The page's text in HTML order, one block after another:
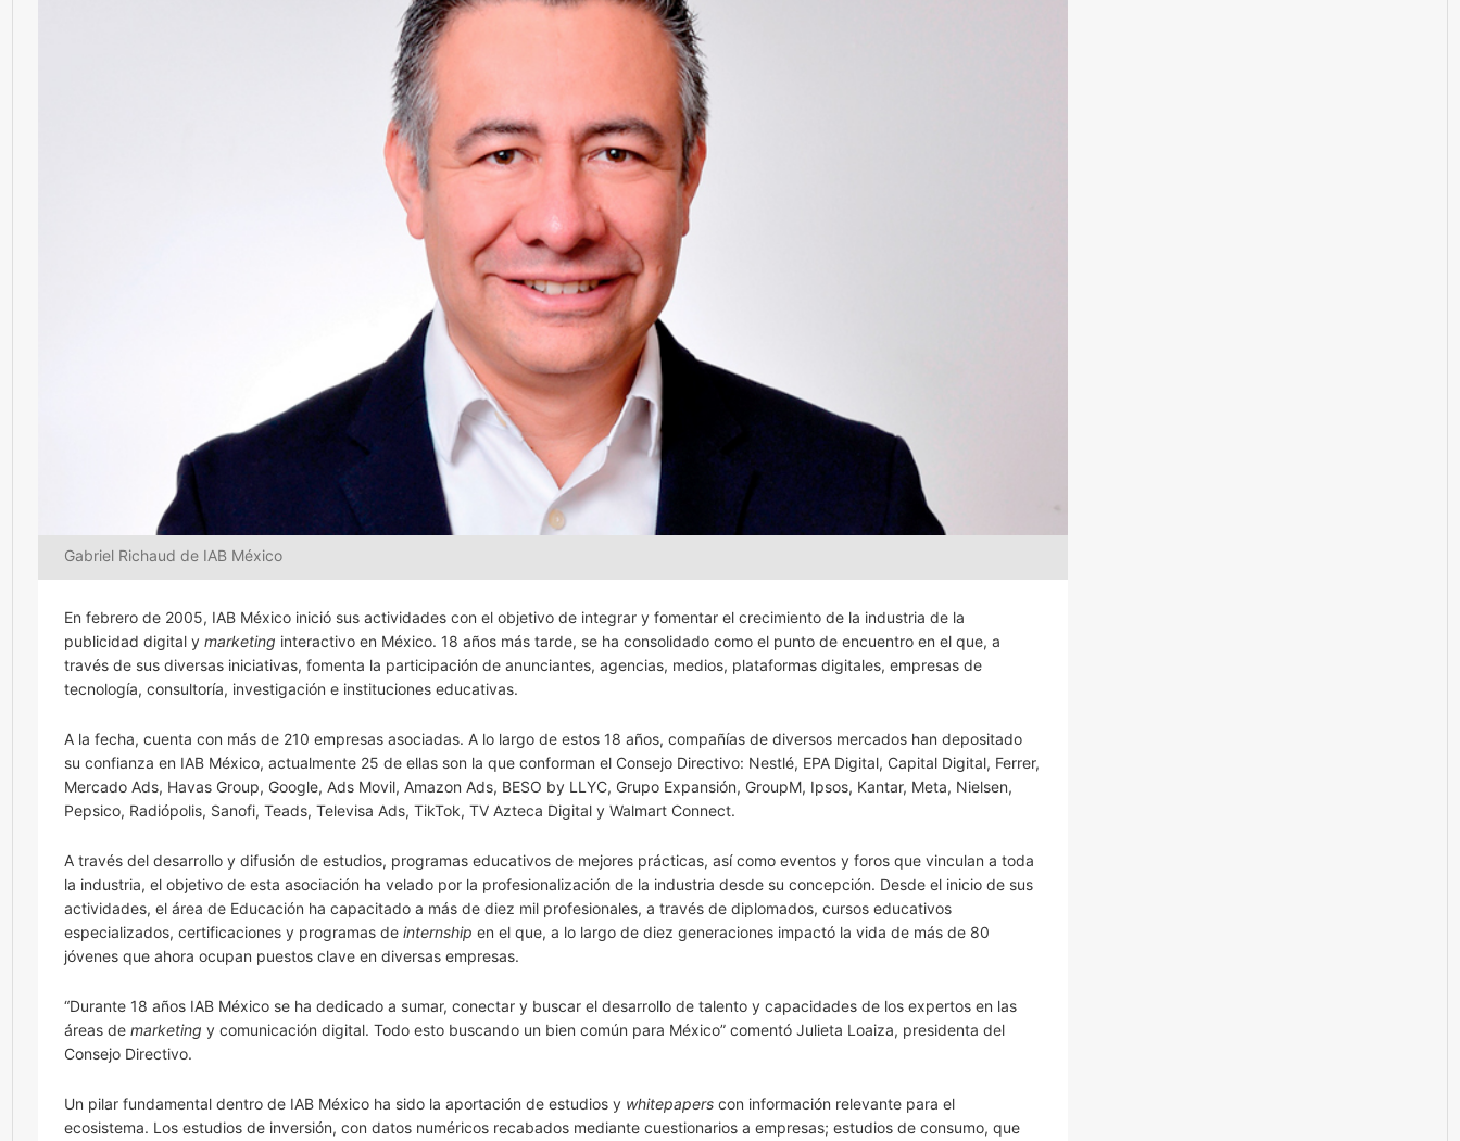
Gabriel Richaud de IAB México
En febrero de 2005, IAB México inició sus actividades con el objetivo de integrar y fomentar el crecimiento de la industria de la
publicidad digital y marketing interactivo en México. 18 años más tarde, se ha consolidado como el punto de encuentro en el que, a
través de sus diversas iniciativas, fomenta la participación de anunciantes, agencias, medios, plataformas digitales, empresas de
tecnología, consultoría, investigación e instituciones educativas.
A la fecha, cuenta con más de 210 empresas asociadas. A lo largo de estos 18 años, compañías de diversos mercados han depositado
su confianza en IAB México, actualmente 25 de ellas son la que conforman el Consejo Directivo: Nestlé, EPA Digital, Capital Digital, Ferrer,
Mercado Ads, Havas Group, Google, Ads Movil, Amazon Ads, BESO by LLYC, Grupo Expansión, GroupM, Ipsos, Kantar, Meta, Nielsen,
Pepsico, Radiópolis, Sanofi, Teads, Televisa Ads, TikTok, TV Azteca Digital y Walmart Connect.
A través del desarrollo y difusión de estudios, programas educativos de mejores prácticas, así como eventos y foros que vinculan a toda
la industria, el objetivo de esta asociación ha velado por la profesionalización de la industria desde su concepción. Desde el inicio de sus
actividades, el área de Educación ha capacitado a más de diez mil profesionales, a través de diplomados, cursos educativos
especializados, certificaciones y programas de internship en el que, a lo largo de diez generaciones impactó la vida de más de 80
jóvenes que ahora ocupan puestos clave en diversas empresas.
“Durante 18 años IAB México se ha dedicado a sumar, conectar y buscar el desarrollo de talento y capacidades de los expertos en las
áreas de marketing y comunicación digital. Todo esto buscando un bien común para México” comentó Julieta Loaiza, presidenta del
Consejo Directivo.
Un pilar fundamental dentro de IAB México ha sido la aportación de estudios y whitepapers con información relevante para el
ecosistema. Los estudios de inversión, con datos numéricos recabados mediante cuestionarios a empresas; estudios de consumo, que